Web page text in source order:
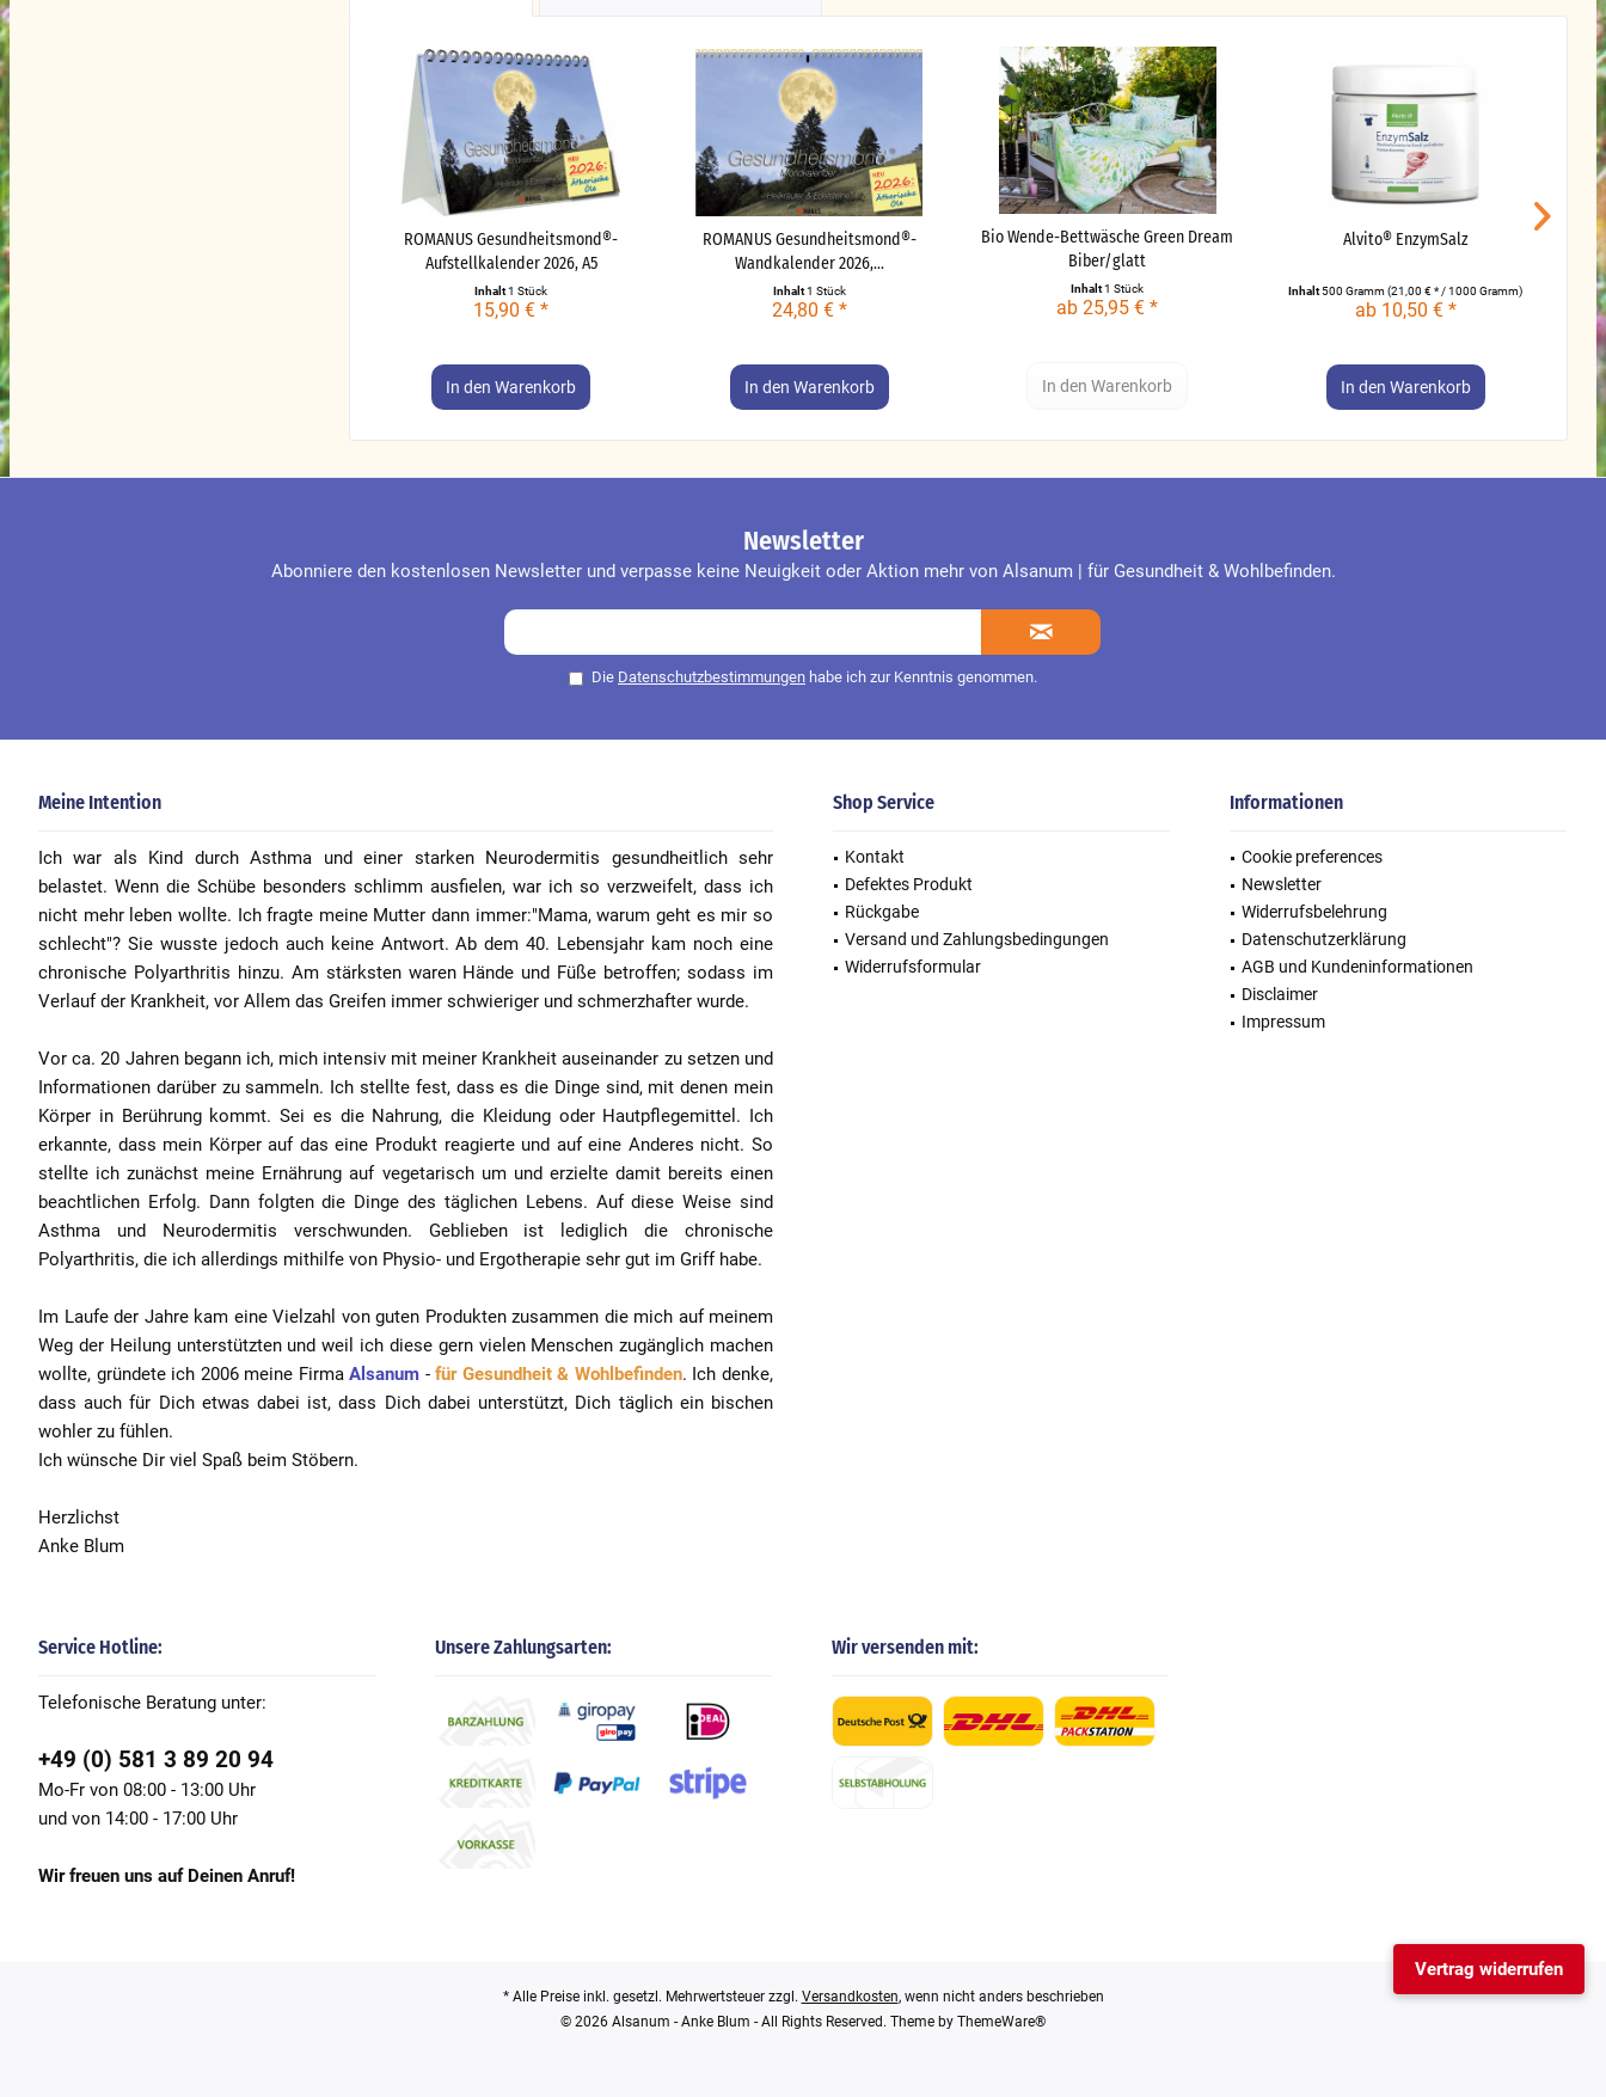
ROMANUS Gesundheitsmond®-
Aufstellkalender 2026, A5
Inhalt1 Stück
15,90 € *
In den Warenkorb
ROMANUS Gesundheitsmond®-
Wandkalender 2026,...
Inhalt1 Stück
24,80 € *
In den Warenkorb
Bio Wende-Bettwäsche Green Dream
Biber/glatt
Inhalt1 Stück
ab 25,95 € *
In den Warenkorb
Alvito® EnzymSalz
Inhalt500 Gramm(21,00 € * / 1000 Gramm)
ab 10,50 € *
In den Warenkorb
Newsletter
Abonniere den kostenlosen Newsletter und verpasse keine Neuigkeit oder Aktion mehr von Alsanum | für Gesundheit & Wohlbefinden.
Die Datenschutzbestimmungen habe ich zur Kenntnis genommen.
Meine Intention
Ich war als Kind durch Asthma und einer starken Neurodermitis gesundheitlich sehr
belastet. Wenn die Schübe besonders schlimm ausfielen, war ich so verzweifelt, dass ich
nicht mehr leben wollte. Ich fragte meine Mutter dann immer:"Mama, warum geht es mir so
schlecht"? Sie wusste jedoch auch keine Antwort. Ab dem 40. Lebensjahr kam noch eine
chronische Polyarthritis hinzu. Am stärksten waren Hände und Füße betroffen; sodass im
Verlauf der Krankheit, vor Allem das Greifen immer schwieriger und schmerzhafter wurde.
Vor ca. 20 Jahren begann ich, mich intensiv mit meiner Krankheit auseinander zu setzen und
Informationen darüber zu sammeln. Ich stellte fest, dass es die Dinge sind, mit denen mein
Körper in Berührung kommt. Sei es die Nahrung, die Kleidung oder Hautpflegemittel. Ich
erkannte, dass mein Körper auf das eine Produkt reagierte und auf eine Anderes nicht. So
stellte ich zunächst meine Ernährung auf vegetarisch um und erzielte damit bereits einen
beachtlichen Erfolg. Dann folgten die Dinge des täglichen Lebens. Auf diese Weise sind
Asthma und Neurodermitis verschwunden. Geblieben ist lediglich die chronische
Polyarthritis, die ich allerdings mithilfe von Physio- und Ergotherapie sehr gut im Griff habe.
Im Laufe der Jahre kam eine Vielzahl von guten Produkten zusammen die mich auf meinem
Weg der Heilung unterstützten und weil ich diese gern vielen Menschen zugänglich machen
wollte, gründete ich 2006 meine FirmaAlsanum -für Gesundheit & Wohlbefinden. Ich denke,
dass auch für Dich etwas dabei ist, dass Dich dabei unterstützt, Dich täglich ein bischen
wohler zu fühlen.
Ich wünsche Dir viel Spaß beim Stöbern.
Herzlichst
Anke Blum
Shop Service
Kontakt
Defektes Produkt
Rückgabe
Versand und Zahlungsbedingungen
Widerrufsformular
Informationen
Cookie preferences
Newsletter
Widerrufsbelehrung
Datenschutzerklärung
AGB und Kundeninformationen
Disclaimer
Impressum
Service Hotline:
Telefonische Beratung unter:
+49 (0) 581 3 89 20 94
Mo-Fr von 08:00 - 13:00 Uhr
und von 14:00 - 17:00 Uhr
Wir freuen uns auf Deinen Anruf!
Unsere Zahlungsarten: Wir versenden mit:
* Alle Preise inkl. gesetzl. Mehrwertsteuer zzgl. Versandkosten, wenn nicht anders beschrieben
© 2026 Alsanum - Anke Blum - All Rights Reserved. Theme by ThemeWare®
Vertrag widerrufen